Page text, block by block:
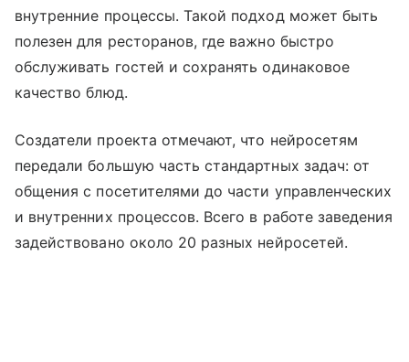
внутренние процессы. Такой подход может быть
полезен для ресторанов, где важно быстро
обслуживать гостей и сохранять одинаковое
качество блюд.
Создатели проекта отмечают, что нейросетям
передали большую часть стандартных задач: от
общения с посетителями до части управленческих
и внутренних процессов. Всего в работе заведения
задействовано около 20 разных нейросетей.